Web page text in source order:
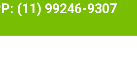
(11) 99246-9307